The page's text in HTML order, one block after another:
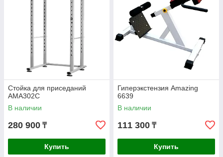
Cтойка для приседаний
AMA302C
В наличии
280 900 ₸
Купить
Гиперэкстензия Amazing
6639
В наличии
111 300 ₸
Купить